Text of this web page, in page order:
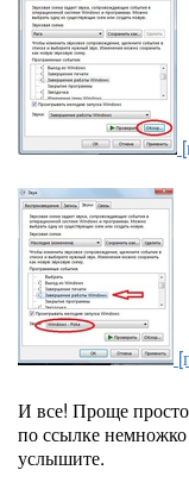
И все! Проще
по ссылке
услышите.